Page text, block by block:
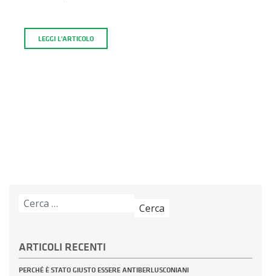
LEGGI L'ARTICOLO
Ricerca
ARTICOLI RECENTI
PERCHÉ È STATO GIUSTO ESSERE ANTIBERLUSCONIANI